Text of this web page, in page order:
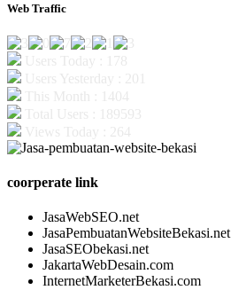
Web Traffic
coorperate link
JasaWebSEO.net
JasaPembuatanWebsiteBekasi.net
JasaSEObekasi.net
JakartaWebDesain.com
InternetMarketerBekasi.com